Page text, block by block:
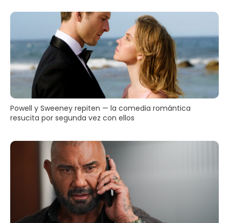
Powell y Sweeney repiten — la comedia romántica
resucita por segunda vez con ellos